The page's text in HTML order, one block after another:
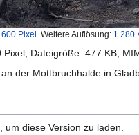
Pixel Weitere Auflösung: 1.280
Pixel, Dateigröße: 477 KB,
der Mottbruchhalde in
diese Version zu laden.